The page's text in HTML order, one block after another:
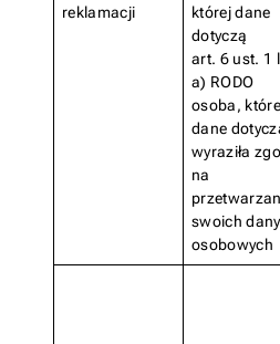
reklamacji
której dane
dotyczą
art. 6 ust. 1
a) RODO
osoba,
dane
wyraziła
na
swoich
osobowych